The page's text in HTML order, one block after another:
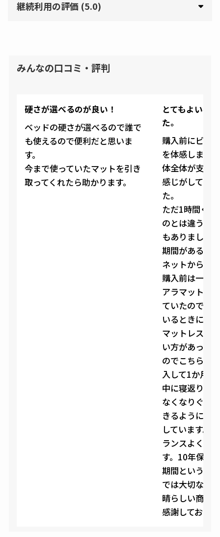
継続利用の評価 (5.0)
みんなの口コミ・評判
硬さが選べるのが良い！
ベッドの硬さが選べるので誰で
も使えるので便利だと思いま
す。
今まで使っていたマットを引き
取ってくれたら助かります。
とてもよいベ
た。
購入前にビッ
を体感しまし
体全体が支え
感じがしてい
た。
ただ1時間く
のとは違うだ
もありました
期間があるこ
ネットから購
購入前は一番
アラマットレ
ていたのです
いるときに自
マットレス
い方があって
のでこちらを
入して1か月
中に寝返りで
なくなりぐっ
きるようにな
しています。
ランスよく体
す。10年保証
期間という安
では大切なポ
晴らしい商品
感謝しており